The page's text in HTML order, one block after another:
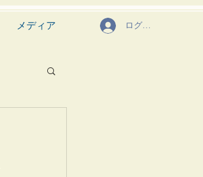
メディア ログイン